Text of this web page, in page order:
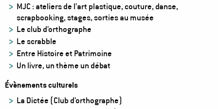
MJC : ateliers de l’art plastique, couture, danse,
scrapbooking, stages, sorties au musée
Le club d’orthographe
Le scrabble
Entre Histoire et Patrimoine
Un livre, un thème un débat
Évènements culturels
La Dictée (Club d’orthographe)